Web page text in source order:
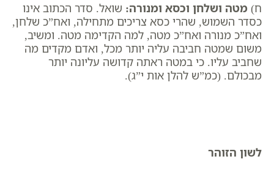
ח) מטה ושלחן וכסא ומנורה: שואל. סדר הכתוב אינו
כסדר השמוש, שהרי כסא צריכים מתחילה, ואח”כ שלחן,
ואח”כ מנורה ואח”כ מטה, למה הקדימה מטה. ומשיב,
משום שמטה חביבה עליה יותר מכל, ואדם מקדים מה
שחביב עליו. כי במטה ראתה קדושה עליונה יותר
מבכולם. (כמ”ש להלן אות י”ג).
לשון הזוהר